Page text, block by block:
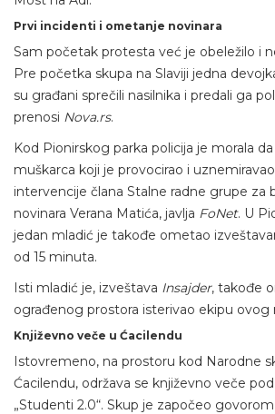
Prvi incidenti i ometanje novinara
Sam početak protesta već je obeležilo i
Pre početka skupa na Slaviji jedna
su građani sprečili nasilnika i predali ga
prenosi Nova.rs.
Kod Pionirskog parka policija je morala
muškarca koji je provocirao i
intervencije člana Stalne radne grupe za
novinara Verana Matića, javlja FoNet. U
jedan mladić je takođe ometao
od 15 minuta.
Isti mladić je, izveštava Insajder, takođe
ograđenog prostora isterivao ekipu ovog
Književno veče u Ćacilendu
Istovremeno, na prostoru kod Narodne
Ćacilendu, održava se književno veče
„Studenti 2.0“. Skup je započeo